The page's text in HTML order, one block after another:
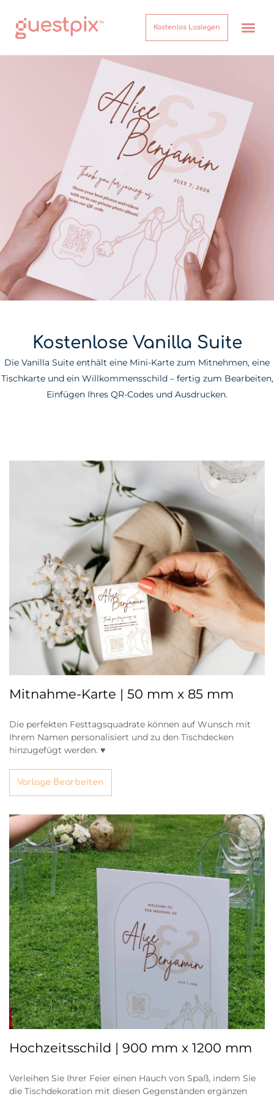
Kostenlos Loslegen
Kostenlose Vanilla Suite
Die Vanilla Suite enthält eine Mini-Karte zum Mitnehmen, eine
Tischkarte und ein Willkommensschild – fertig zum Bearbeiten,
Einfügen Ihres QR-Codes und Ausdrucken.
Mitnahme-Karte | 50 mm x 85 mm
Die perfekten Festtagsquadrate können auf Wunsch mit
Ihrem Namen personalisiert und zu den Tischdecken
hinzugefügt werden. ♥
Vorlage Bearbeiten
Hochzeitsschild | 900 mm x 1200 mm
Verleihen Sie Ihrer Feier einen Hauch von Spaß, indem Sie
die Tischdekoration mit diesen Gegenständen ergänzen